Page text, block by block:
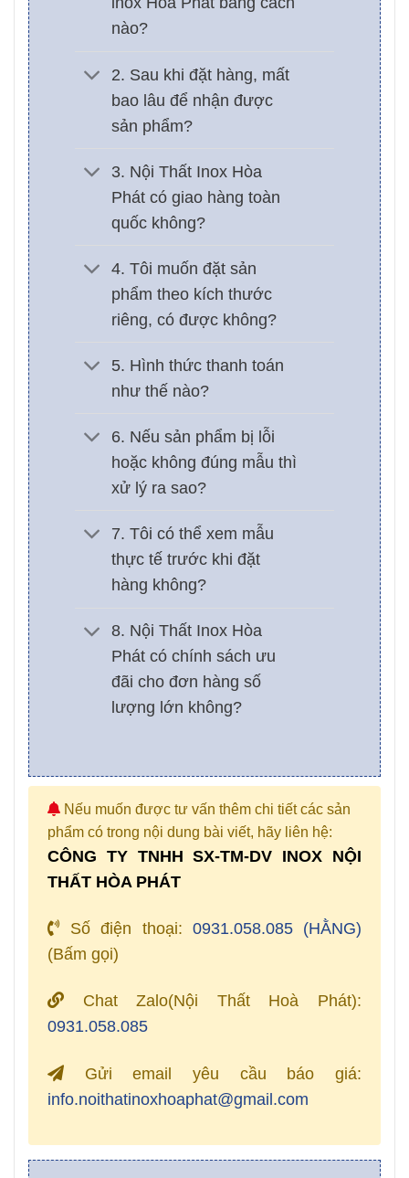
nào?
2. Sau khi đặt hàng, mất
bao lâu để nhận được
sản phẩm?
3. Nội Thất Inox Hòa
Phát có giao hàng toàn
quốc không?
4. Tôi muốn đặt sản
phẩm theo kích thước
riêng, có được không?
5. Hình thức thanh toán
như thế nào?
6. Nếu sản phẩm bị lỗi
hoặc không đúng mẫu thì
xử lý ra sao?
7. Tôi có thể xem mẫu
thực tế trước khi đặt
hàng không?
8. Nội Thất Inox Hòa
Phát có chính sách ưu
đãi cho đơn hàng số
lượng lớn không?
Nếu muốn được tư vấn thêm chi tiết các sản
phẩm có trong nội dung bài viết, hãy liên hệ:
CÔNG TY TNHH SX-TM-DV INOX NỘI
THẤT HÒA PHÁT
Số điện thoại: 0931.058.085 (HẰNG)
(Bấm gọi)
Chat Zalo(Nội Thất Hoà Phát):
0931.058.085
Gửi email yêu cầu báo giá:
info.noithatinoxhoaphat@gmail.com